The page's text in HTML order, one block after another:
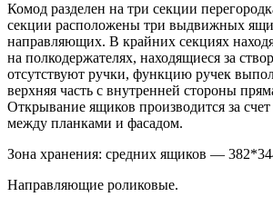
Комод разделен на три секции
секции расположены три выдвижных
направляющих. В крайних секциях
на полкодержателях, находящиеся за
отсутствуют ручки, функцию ручек
верхняя часть с внутренней стороны
Открывание ящиков производится за счет
между планками и фасадом.
Зона хранения: средних ящиков —
Направляющие роликовые.